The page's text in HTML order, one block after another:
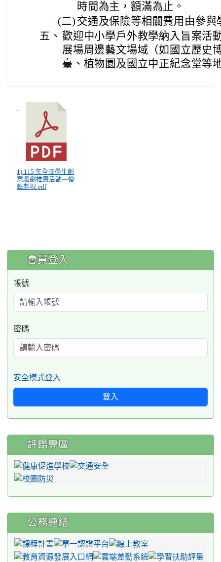
時間為主，額滿為止。
(二) 交通及保險等相關費用由參與
五、 歡迎中小學戶外教學納入旨案活
展場周邊藝文場域（如國立歷史
臺、植物園及國立中正紀念堂等
1) 115 年全國學生創
意戲劇推廣活動—優
藝劇現.pdf
:::
會員登入
帳號
密碼
安全模式登入
登入
評鑑專區
公務連結